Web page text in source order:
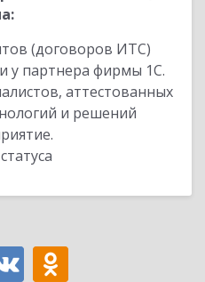
(договоров ИТС)
у партнера фирмы 1С.
аттестованных
и решений